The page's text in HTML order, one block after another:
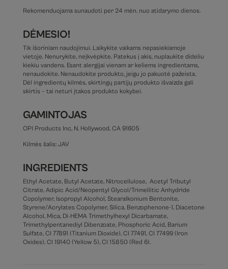
Rekomenduojama sunaudoti per 24 mėn. nuo atidarymo dienos.
DĖMESIO!
Tik išoriniam naudojimui. Laikykite vaikams nepasiekiamoje
vietoje. Nenurykite, neįkvėpkite. Patekus į akis, nuplaukite dideliu
kiekiu vandens. Esant alergijai vienam ar keliems ingredientams,
nenaudokite. Nenaudokite produkto, jeigu jo pakuotė pažeista.
Dėl ingredientų kilmės, skirtingų partijų produkto išvaizda gali
skirtis – tai neturi įtakos produkto kokybei.
GAMINTOJAS
OPI Products Inc, N. Hollywood, CA 91605
Kilmės šalis: JAV
INGREDIENTS
Ethyl Acetate, Butyl Acetate, Nitrocellulose, Acetyl Tributyl
Citrate, Adipic Acid/Neopentyl Glycol/Trimellitic Anhydride
Copolymer, Isopropyl Alcohol, Stearalkonium Bentonite,
Styrene/Acrylates Copolymer, Silica, Benzophenone-1, Diacetone
Alcohol, Mica, Di-HEMA Trimethylhexyl Dicarbamate,
Trimethylpentanediyl Dibenzoate, Phosphoric Acid, Barium
Sulfate, CI 77891 (Titanium Dioxide), CI 77491, CI 77499 (Iron
Oxides), CI 19140 (Yellow 5), CI 15850 (Red 6).